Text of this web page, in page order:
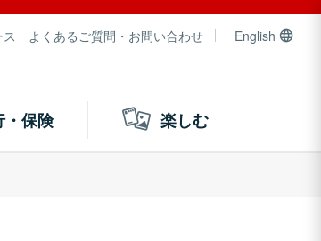
よくあるご質問・お問い合わせ English
・保険 楽しむ